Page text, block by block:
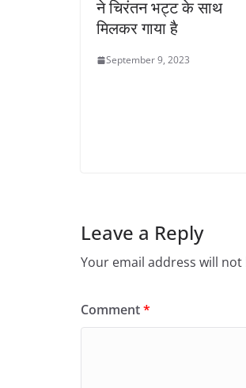
ने चिरंतन भट्ट के साथ
मिलकर गाया है
September 9, 2023
Leave a Reply
Your email address will
Comment*